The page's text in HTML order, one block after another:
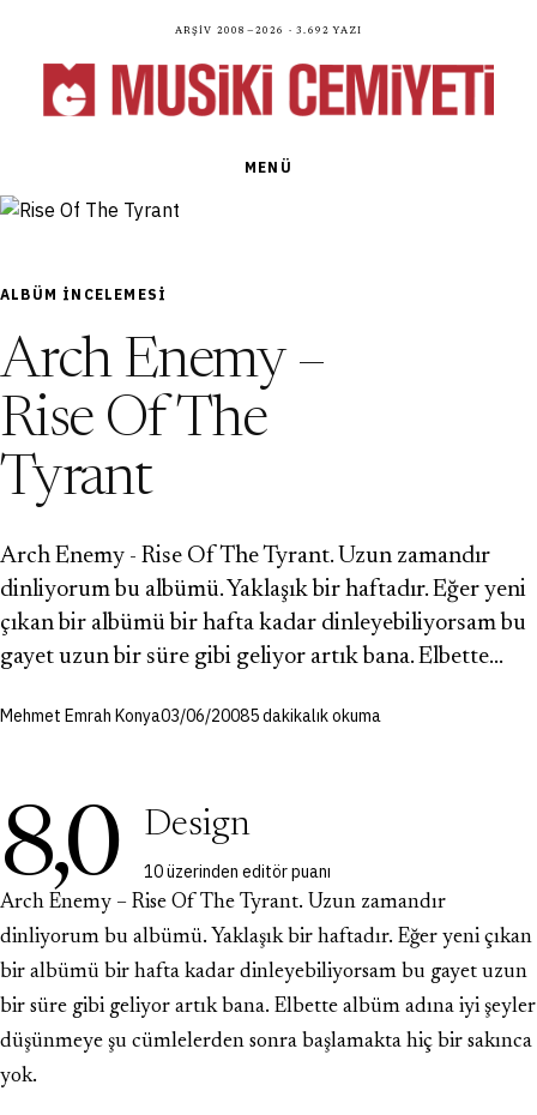
Arşiv 2008—2026 · 3.692 yazı
MENÜ
ALBÜM INCELEMESI
Arch Enemy –
Rise Of The
Tyrant
Arch Enemy - Rise Of The Tyrant. Uzun zamandır
dinliyorum bu albümü. Yaklaşık bir haftadır. Eğer yeni
çıkan bir albümü bir hafta kadar dinleyebiliyorsam bu
gayet uzun bir süre gibi geliyor artık bana. Elbette…
Mehmet Emrah Konya03/06/20085 dakikalık okuma
8,0 Design
10 üzerinden editör puanı
Arch Enemy – Rise Of The Tyrant. Uzun zamandır
dinliyorum bu albümü. Yaklaşık bir haftadır. Eğer yeni çıkan
bir albümü bir hafta kadar dinleyebiliyorsam bu gayet uzun
bir süre gibi geliyor artık bana. Elbette albüm adına iyi şeyler
düşünmeye şu cümlelerden sonra başlamakta hiç bir sakınca
yok.